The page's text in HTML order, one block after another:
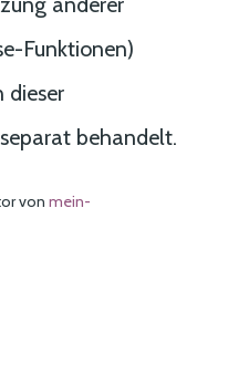
Funktionen)
dieser
behandelt.
von mein-